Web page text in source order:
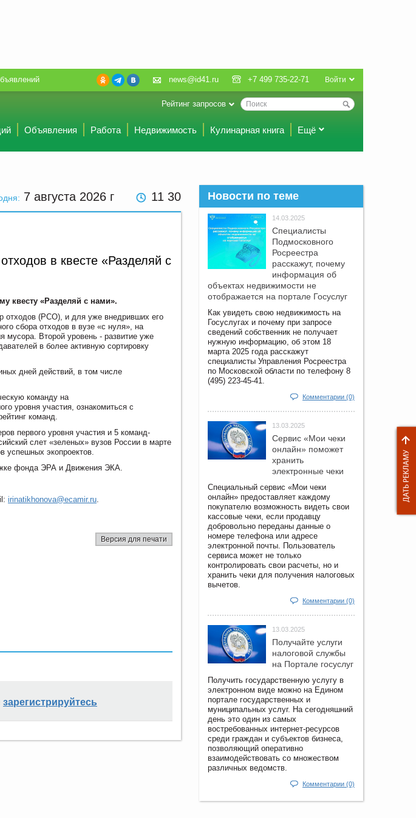
Войти
news@id41.ru +7 499 735-22-71
Рейтинг запросов
Объявления Работа Недвижимость Кулинарная книга Ещё
7 августа 2026 г 11 30
в квесте «Разделяй с
квесту «Разделяй с нами».
отходов (РСО), и для уже внедривших его
сбора отходов в вузе «с нуля», на
мусора. Второй уровень - развитие уже
в более активную сортировку
дней действий, в том числе
команду на
уровня участия, ознакомиться с
команд.
первого уровня участия и 5 команд-
слет «зеленых» вузов России в марте
успешных экопроектов.
фонда ЭРА и Движения ЭКА.
irinatikhonova@ecamir.ru
Версия для печати
зарегистрируйтесь
Новости по теме
14.03.2025
Специалисты
Подмосковного
Росреестра
расскажут, почему
информация об
объектах недвижимости не
отображается на портале Госуслуг
Как увидеть свою недвижимость на
Госуслугах и почему при запросе
сведений собственник не получает
нужную информацию, об этом 18
марта 2025 года расскажут
специалисты Управления Росреестра
по Московской области по телефону 8
(495) 223-45-41.
Комментарии (0)
13.03.2025
Сервис «Мои чеки
онлайн» поможет
хранить
электронные чеки
Специальный сервис «Мои чеки
онлайн» предоставляет каждому
покупателю возможность видеть свои
кассовые чеки, если продавцу
добровольно переданы данные о
номере телефона или адресе
электронной почты. Пользователь
сервиса может не только
контролировать свои расчеты, но и
хранить чеки для получения налоговых
вычетов.
Комментарии (0)
13.03.2025
Получайте услуги
налоговой службы
на Портале госyслуг
Получить государственную услугу в
электронном виде можно на Едином
портале государственных и
муниципальных услуг. На сегодняшний
день это один из самых
востребованных интернет-ресурсов
среди граждан и субъектов бизнеса,
позволяющий оперативно
взаимодействовать со множеством
различных ведомств.
Комментарии (0)